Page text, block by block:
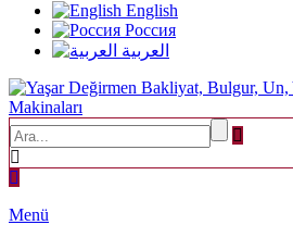
English
Россия
العربية
Menü